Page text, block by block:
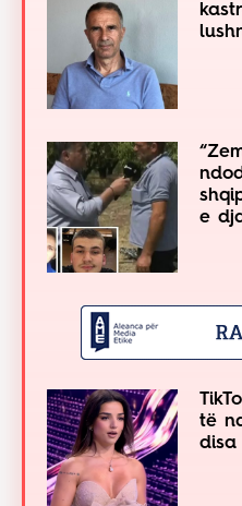
e
të
disa